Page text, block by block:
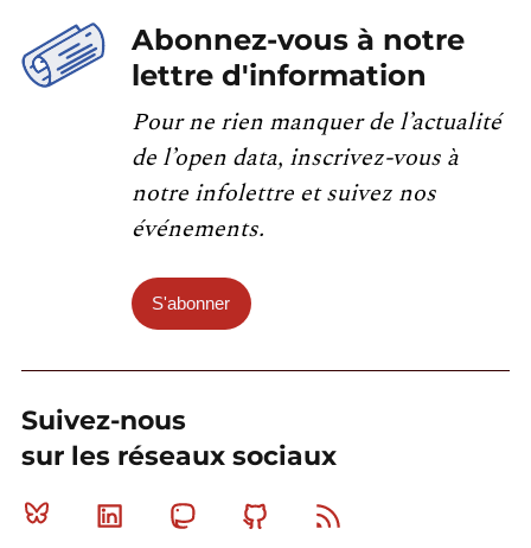
Abonnez-vous à notre
lettre d'information
Pour ne rien manquer de l’actualité
de l’open data, inscrivez-vous à
notre infolettre et suivez nos
événements.
S'abonner
Suivez-nous
sur les réseaux sociaux
Bluesky Linkedin MastodonGithub